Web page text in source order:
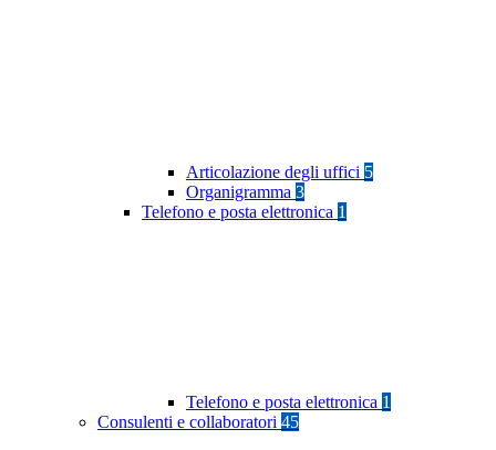
Articolazione degli uffici 5
Organigramma 3
Telefono e posta elettronica 1
Telefono e posta elettronica 1
Consulenti e collaboratori 45